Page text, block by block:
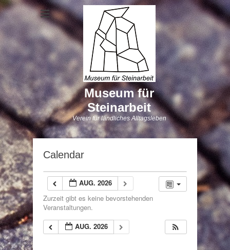
Museum für
Steinarbeit
Verein für ländliches Alltagsleben
Calendar
AUG. 2026
Zurzeit gibt es keine bevorstehenden
Veranstaltungen.
AUG. 2026